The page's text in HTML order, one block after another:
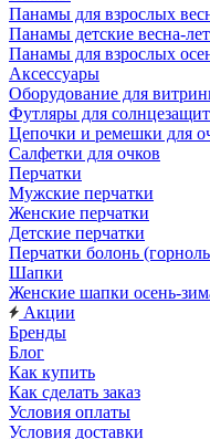
Панамы для взрослых
Панамы детские весна-
Панамы для взрослых
Аксессуары
Оборудование для
Футляры для
Цепочки и ремешки для
Салфетки для очков
Перчатки
Мужские перчатки
Женские перчатки
Детские перчатки
Перчатки болонь
Шапки
Женские шапки осень-
Акции
Бренды
Блог
Как купить
Как сделать заказ
Условия оплаты
Условия доставки